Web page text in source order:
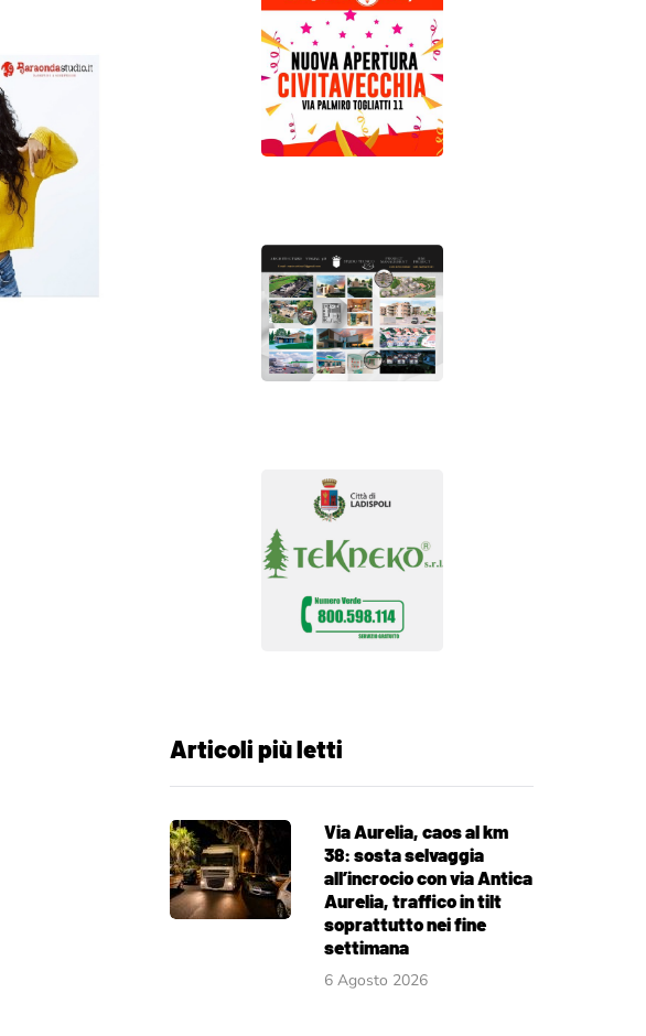
Articoli più letti
Via Aurelia, caos al km
38: sosta selvaggia
all’incrocio con via Antica
Aurelia, traffico in tilt
soprattutto nei fine
settimana
6 Agosto 2026